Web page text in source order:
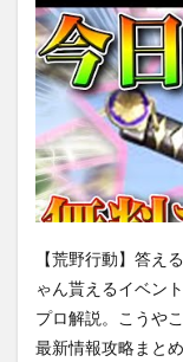
【荒野行動】答え
ゃん貰えるイベン
プロ解説。こうや
最新情報攻略まとめ